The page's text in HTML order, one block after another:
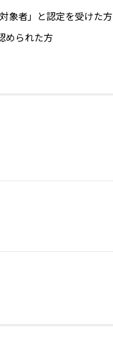
象者」と認定を受けた方
められた方